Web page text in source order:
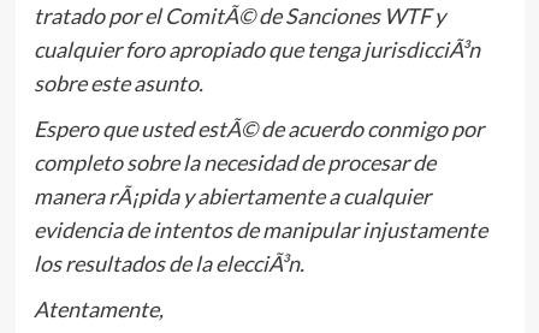
tratado por el ComitÃ© de Sanciones WTF y
cualquier foro apropiado que tenga jurisdicciÃ³n
sobre este asunto.
Espero que usted estÃ© de acuerdo conmigo por
completo sobre la necesidad de procesar de
manera rÃ¡pida y abiertamente a cualquier
evidencia de intentos de manipular injustamente
los resultados de la elecciÃ³n.
Atentamente,